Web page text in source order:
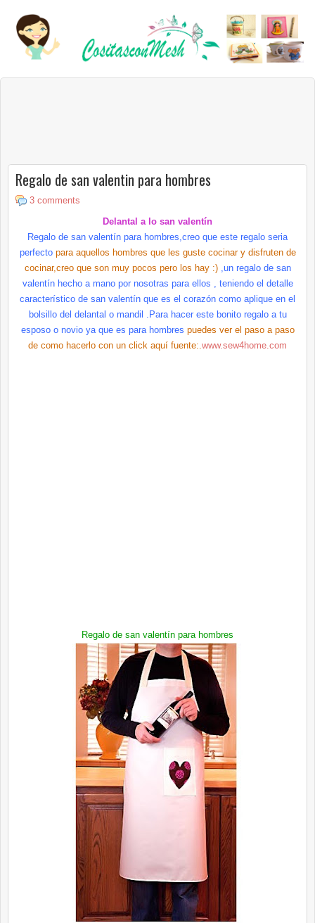
Regalo de san valentin para hombres
3 comments
Delantal a lo san valentín
Regalo de san valentín para hombres,creo que este regalo seria
perfecto para aquellos hombres que les guste cocinar y disfruten de
cocinar,creo que son muy pocos pero los hay :),un regalo de san
valentín hecho a mano por nosotras para ellos , teniendo el detalle
característico de san valentín que es el corazón como aplique en el
bolsillo del delantal o mandil .Para hacer este bonito regalo a tu
esposo o novio ya que es para hombres puedes ver el paso a paso
de como hacerlo con un click aquí fuente:. www.sew4home.com
Regalo de san valentín para hombres